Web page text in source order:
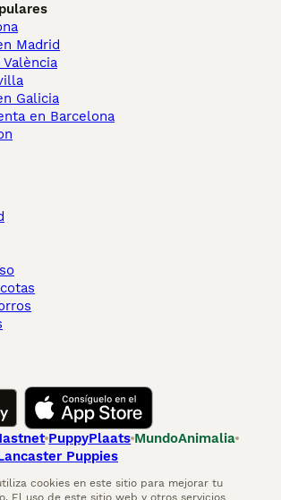
Madrid
Galicia
en Barcelona
PuppyPlaats MundoAnimalia
Puppies
cookies en este sitio para mejorar tu